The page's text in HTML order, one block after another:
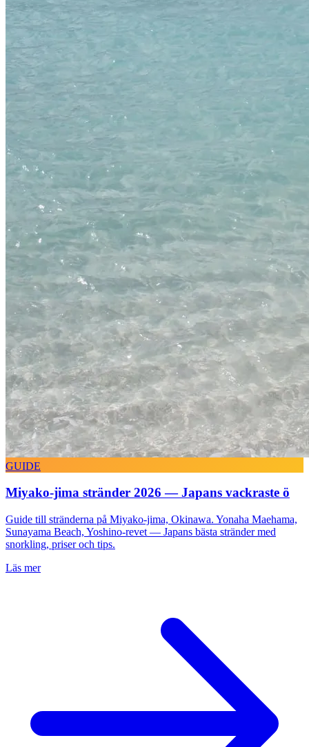
GUIDE
Miyako-jima stränder 2026 — Japans vackraste ö
Guide till stränderna på Miyako-jima, Okinawa. Yonaha Maehama,
Sunayama Beach, Yoshino-revet — Japans bästa stränder med
snorkling, priser och tips.
Läs mer